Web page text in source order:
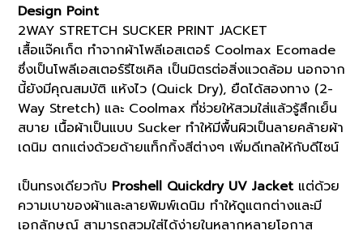
Design Point
2WAY STRETCH SUCKER PRINT JACKET
เสื้อแจ๊คเก็ต ทำจากผ้าโพลีเอสเตอร์ Coolmax Ecomade
ซึ่งเป็นโพลีเอสเตอร์รีไซเคิล เป็นมิตรต่อสิ่งแวดล้อม นอกจาก
นี้ยังมีคุณสมบัติ แห้งไว (Quick Dry), ยืดได้สองทาง (2-
Way Stretch) และ Coolmax ที่ช่วยให้สวมใส่แล้วรู้สึกเย็น
สบาย เนื้อผ้าเป็นแบบ Sucker ทำให้มีพื้นผิวเป็นลายคล้ายผ้า
เดนิม ตกแต่งด้วยด้ายแท็กกิ้งสีต่างๆ เพิ่มดีเทลให้กับดีไซน์
เป็นทรงเดียวกับ Proshell Quickdry UV Jacket แต่ด้วย
ความเบาของผ้าและลายพิมพ์เดนิม ทำให้ดูแตกต่างและมี
เอกลักษณ์ สามารถสวมใส่ได้ง่ายในหลากหลายโอกาส